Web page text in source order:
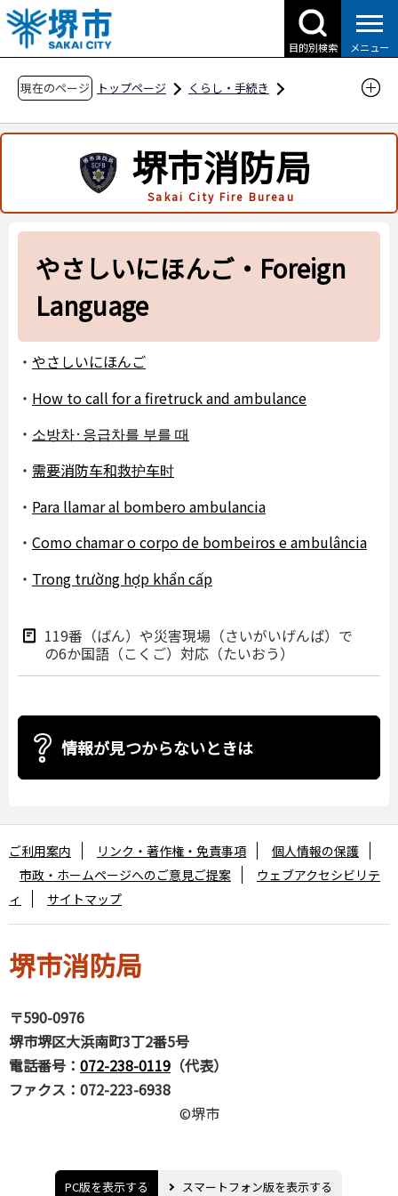
こ
の
ペ
の
で
目的別検索 メニュー
現在のページ トップページ
くらし・手続き
やさしいにほんご・Foreign Language
堺市消防局
Sakai City Fire Bureau
やさしいにほんご・Foreign
Language
・ やさしいにほんご
・ How to call for a firetruck and ambulance
・ 소방차·응급차를 부를 때
・ 需要消防车和救护车时
・ Para llamar al bombero ambulancia
・ Como chamar o corpo de bombeiros e ambulância
・ Trong trường hợp khẩn cấp
119番（ばん）や災害現場（さいがいげんば）で
の6か国語（こくご）対応（たいおう）
情報が見つからないときは
堺市消防局
〒590-0976
堺市堺区大浜南町3丁2番5号
電話番号： 072-238-0119 （代表）
ファクス：072-223-6938
ご利用案内 リンク・著作権・免責事項
個人情報の保護
市政・ホームページへのご意見ご提案
ウェブアクセシビリテ
ィ
サイトマップ
©堺市
PC版を表示する スマートフォン版を表示する